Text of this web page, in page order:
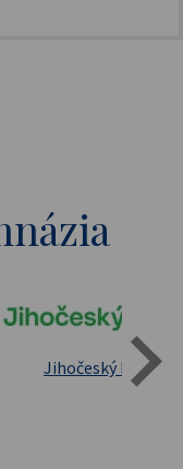
Jihočeský kraj